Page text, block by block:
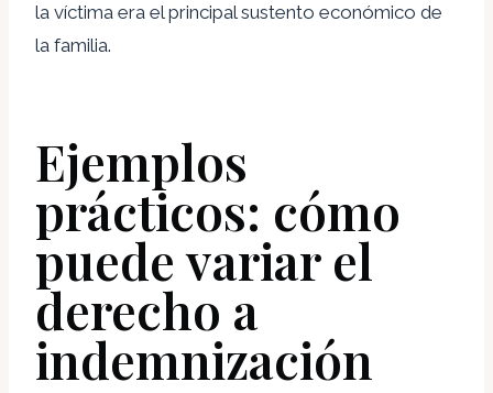
la víctima era el principal sustento económico de
la familia.
Ejemplos
prácticos: cómo
puede variar el
derecho a
indemnización